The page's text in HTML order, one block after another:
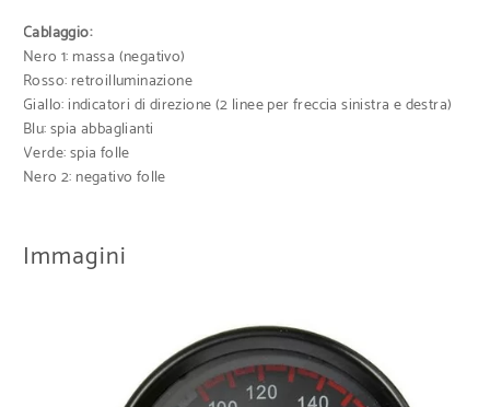
Cablaggio:
Nero 1: massa (negativo)
Rosso: retroilluminazione
Giallo: indicatori di direzione (2 linee per freccia sinistra e destra)
Blu: spia abbaglianti
Verde: spia folle
Nero 2: negativo folle
Immagini